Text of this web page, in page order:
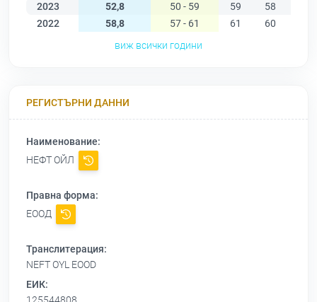
2023
52,8 50 - 59 59 58
2022
58,8 57 - 61 61 60
виж всички години
РЕГИСТЪРНИ ДАННИ
Наименование:
НЕФТ ОЙЛ
Правна форма:
ЕООД
Транслитерация:
NEFT OYL EOOD
ЕИК: